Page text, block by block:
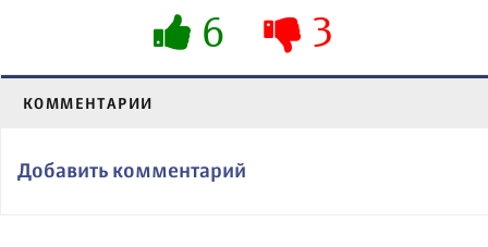
6 3
КОММЕНТАРИИ
Добавить комментарий